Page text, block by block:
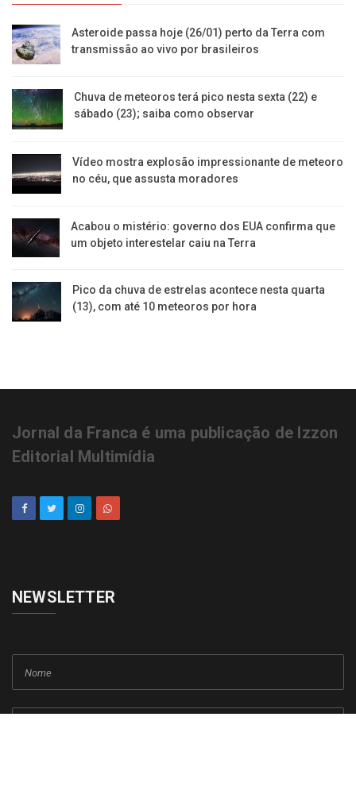
Asteroide passa hoje (26/01) perto da Terra com
transmissão ao vivo por brasileiros
Chuva de meteoros terá pico nesta sexta (22) e
sábado (23); saiba como observar
Vídeo mostra explosão impressionante de meteoro
no céu, que assusta moradores
Acabou o mistério: governo dos EUA confirma que
um objeto interestelar caiu na Terra
Pico da chuva de estrelas acontece nesta quarta
(13), com até 10 meteoros por hora
Jornal da Franca é uma publicação de Izzon
Editorial Multimídia
NEWSLETTER